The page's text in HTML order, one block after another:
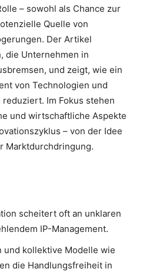
– sowohl als Chance zur
Quelle von
Der Artikel
die Unternehmen in
und zeigt, wie ein
von Technologien und
Im Fokus stehen
und wirtschaftliche Aspekte
– von der Idee
Marktdurchdringung.
scheitert oft an unklaren
IP-Management.
und kollektive Modelle wie
die Handlungsfreiheit in